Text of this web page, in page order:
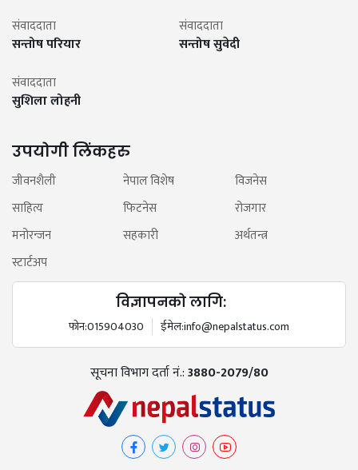
संवाददाता
सन्तोष परियार
संवाददाता
सन्तोष सुवेदी
संवाददाता
सुशिला लोहनी
उपयोगी लिंकहरु
जीवनशैली नेपाल विशेष
विजनेस
साहित्य
फिटनेस
रोजगार
मनोरन्जन
सहकारी
अर्थतन्त्र
स्टार्टअप
विज्ञापनको लागि:
फोन:015904030 ईमेल:info@nepalstatus.com
सूचना विभाग दर्ता नं.:3880-2079/80